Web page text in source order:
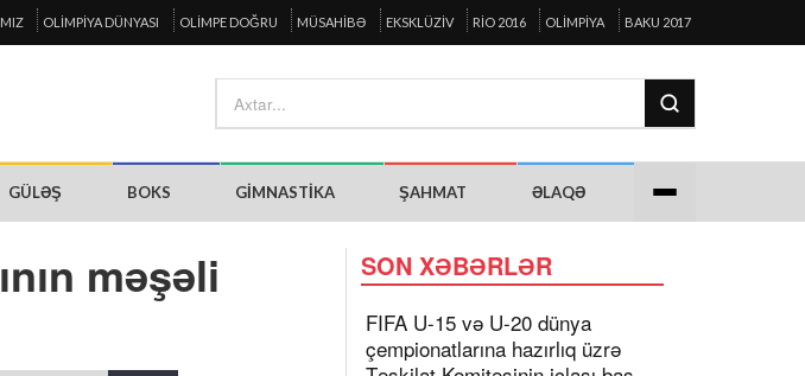
OLIMPIYA DÜNYASI OLIMPE DOĞRU MÜSAHIBƏ EKSKLÜZIV RIO 2016 OLIMPIYA BAKU 2017
GÜLƏŞ BOKS GIMNASTIKA ŞAHMAT ƏLAQƏ
məşəli
SON XƏBƏRLƏR
FIFA U-15 və U-20 dünya
çempionatlarına hazırlıq üzrə